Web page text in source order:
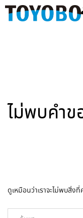
ไม่พบคำ
ดูเหมือนว่าเราจะไม่พบสิ่ง